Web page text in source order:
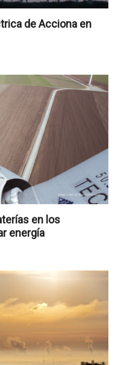
de Acciona en
en los
energía